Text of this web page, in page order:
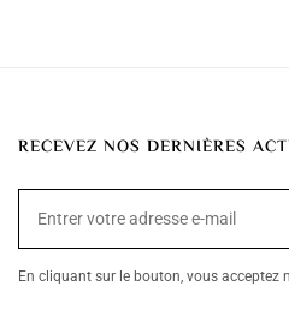
RECEVEZ NOS DERNIÈRES
En cliquant sur le bouton, vous